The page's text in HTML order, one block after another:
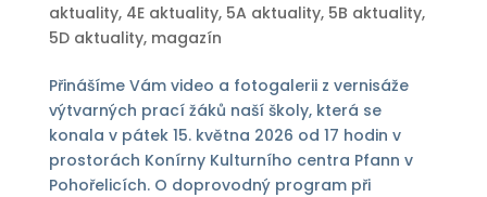
aktuality, 4E aktuality, 5A aktuality, 5B aktuality,
5D aktuality, magazín
Přinášíme Vám video a fotogalerii z vernisáže
výtvarných prací žáků naší školy, která se
konala v pátek 15. května 2026 od 17 hodin v
prostorách Konírny Kulturního centra Pfann v
Pohořelicích. O doprovodný program při